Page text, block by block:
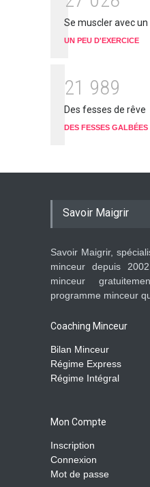
Se muscler avec
UN PEU D'EXERCICE
21 989
Des fesses de rêve
DES FESSES GALBÉES
Savoir Maigrir
Savoir Maigrir,
minceur depuis
minceur
programme minceur
Coaching Minceur
Bilan Minceur
Régime Express
Régime Intégral
Mon Compte
Inscription
Connexion
Mot de passe